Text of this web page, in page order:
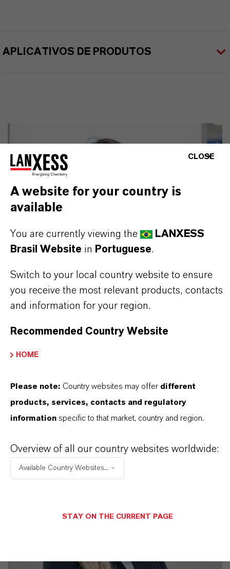
APLICATIVOS DE PRODUTOS
Contato Comercial
Nilva Teresa Goncalves
Jarinu
ENVIAR UMA MENSAGEM
CLOSE
A website for your country is
available
You are currently viewing the
LANXESS
Brasil Website in Portuguese.
Switch to your local country website to ensure
you receive the most relevant products, contacts
and information for your region.
Recommended Country Website
HOME
Please note: Country websites may offer different
products, services, contacts and regulatory
information specific to that market, country and region.
Overview of all our country websites worldwide:
Available Country Websites...
STAY ON THE CURRENT PAGE